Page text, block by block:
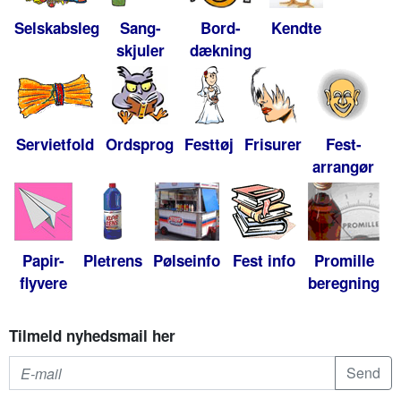
Selskabsleg
Sang-
skjuler
Bord-
dækning
Kendte
Servietfold Ordsprog Festtøj Frisurer
Fest-
arrangør
Papir-
flyvere
Pletrens Pølseinfo Fest info
Promille
beregning
Tilmeld nyhedsmail her